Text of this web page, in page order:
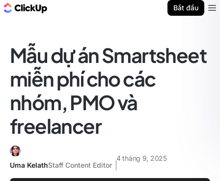
Bắt đầu
Mẫu dự án Smartsheet
miễn phí cho các
nhóm, PMO và
freelancer
Uma KelathStaff Content Editor
4 tháng 9, 2025